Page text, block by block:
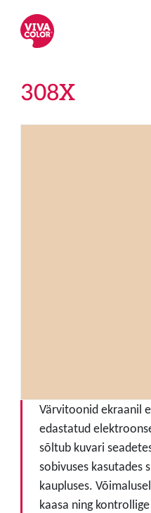
308X
Värvitoonid ekraanil
edastatud
sõltub kuvari
sobivuses kasutades
kaupluses.
kaasa ning